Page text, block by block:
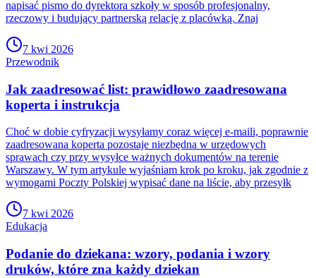
napisać pismo do dyrektora szkoły w sposób profesjonalny,
rzeczowy i budujący partnerską relację z placówką. Znaj
7 kwi 2026
Przewodnik
Jak zaadresować list: prawidłowo zaadresowana
koperta i instrukcja
Choć w dobie cyfryzacji wysyłamy coraz więcej e-maili, poprawnie
zaadresowana koperta pozostaje niezbędna w urzędowych
sprawach czy przy wysyłce ważnych dokumentów na terenie
Warszawy. W tym artykule wyjaśniam krok po kroku, jak zgodnie z
wymogami Poczty Polskiej wypisać dane na liście, aby przesyłk
7 kwi 2026
Edukacja
Podanie do dziekana: wzory, podania i wzory
druków, które zna każdy dziekan